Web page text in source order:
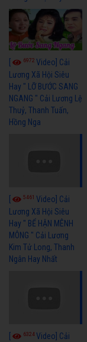
6972 Video] Cải
Lương Xã Hội Siêu
Hay " LỠ BƯỚC SANG
NGANG " Cải Lương Lệ
Thuỷ, Thanh Tuấn,
Hồng Nga
5461 Video] Cải
Lương Xã Hội Siêu
Hay " BỂ HẬN MÊNH
MÔNG " Cải Lương
Kim Tử Long, Thanh
Ngân Hay Nhất
6324Video] Cải